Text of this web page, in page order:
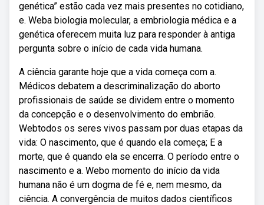
genética” estão cada vez mais presentes no cotidiano,
e. Weba biologia molecular, a embriologia médica e a
genética oferecem muita luz para responder à antiga
pergunta sobre o início de cada vida humana.
A ciência garante hoje que a vida começa com a.
Médicos debatem a descriminalização do aborto
profissionais de saúde se dividem entre o momento
da concepção e o desenvolvimento do embrião.
Webtodos os seres vivos passam por duas etapas da
vida: O nascimento, que é quando ela começa; E a
morte, que é quando ela se encerra. O período entre o
nascimento e a. Webo momento do início da vida
humana não é um dogma de fé e, nem mesmo, da
ciência. A convergência de muitos dados científicos